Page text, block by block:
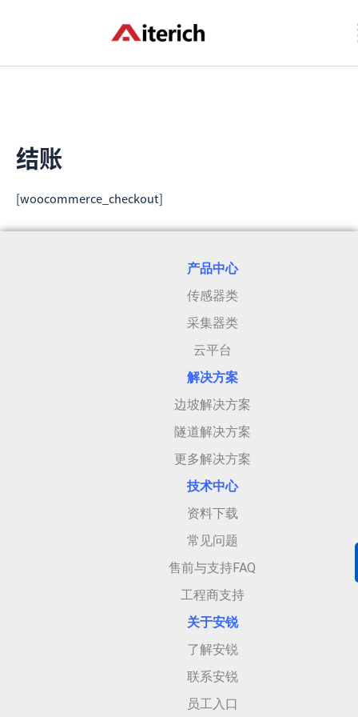
容
结账
[woocommerce_checkout]
产品中心
传感器类
采集器类
云平台
解决方案
边坡解决方案
隧道解决方案
更多解决方案
技术中心
资料下载
常见问题
售前与支持FAQ
工程商支持
关于安锐
了解安锐
联系安锐
员工入口